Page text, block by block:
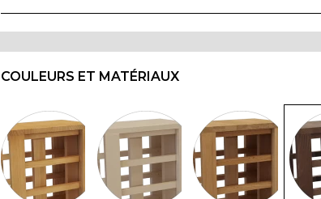
COULEURS ET MATÉRIAUX